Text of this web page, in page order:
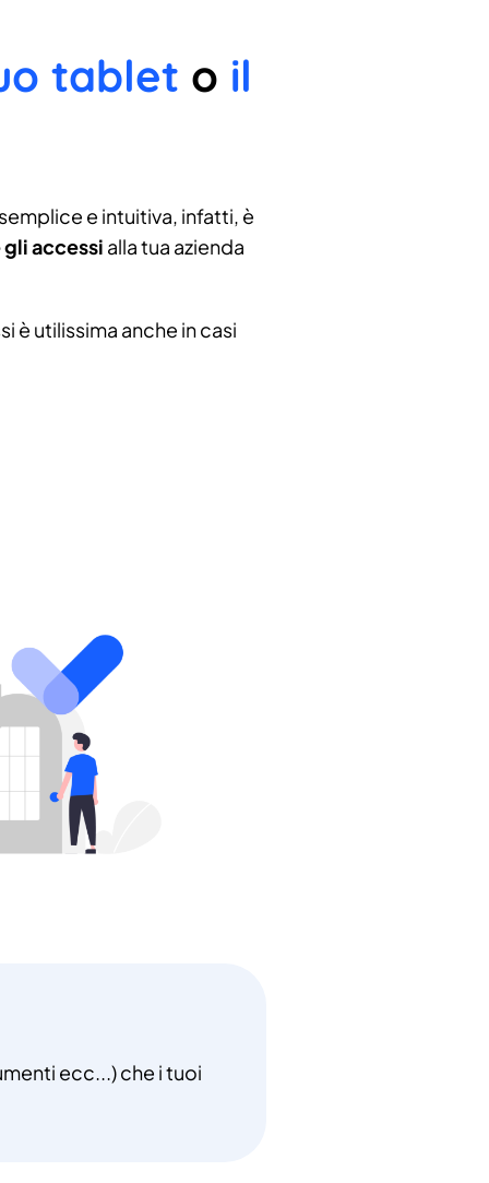
tablet o il
e intuitiva, infatti, è
accessi alla tua azienda
è utilissima anche in casi
ecc...) che i tuoi